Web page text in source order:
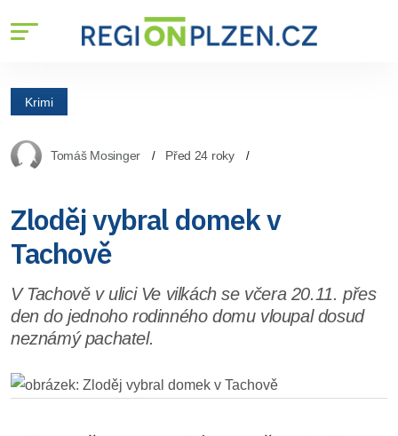
Krimi
Tomáš Mosinger Před 24 roky
Zloděj vybral domek v
Tachově
V Tachově v ulici Ve vilkách se včera 20.11. přes
den do jednoho rodinného domu vloupal dosud
neznámý pachatel.